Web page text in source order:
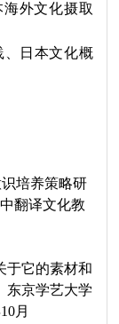
外文化摄取
、日本文化概
培养策略研
翻译文化教
它的素材和
东京学艺大学
月